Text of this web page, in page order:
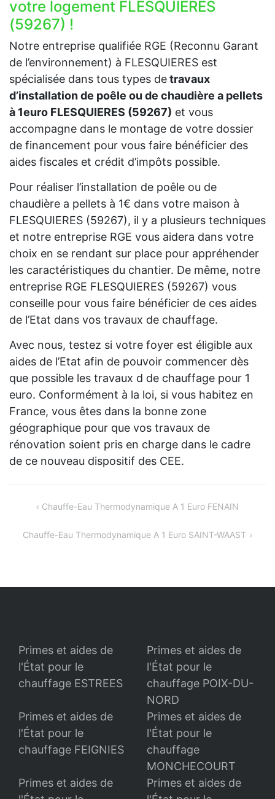
votre logement FLESQUIERES
(59267) !
Notre entreprise qualifiée RGE (Reconnu Garant
de l’environnement) à FLESQUIERES est
spécialisée dans tous types detravaux
d’installation de poêle ou de chaudière a pellets
à 1euro FLESQUIERES (59267) et vous
accompagne dans le montage de votre dossier
de financement pour vous faire bénéficier des
aides fiscales et crédit d’impôts possible.
Pour réaliser l’installation de poêle ou de
chaudière a pellets à 1€ dans votre maison à
FLESQUIERES (59267), il y a plusieurs techniques
et notre entreprise RGE vous aidera dans votre
choix en se rendant sur place pour appréhender
les caractéristiques du chantier. De même, notre
entreprise RGE FLESQUIERES (59267) vous
conseille pour vous faire bénéficier de ces aides
de l’Etat dans vos travaux de chauffage.
Avec nous, testez si votre foyer est éligible aux
aides de l’Etat afin de pouvoir commencer dès
que possible les travaux d de chauffage pour 1
euro. Conformément à la loi, si vous habitez en
France, vous êtes dans la bonne zone
géographique pour que vos travaux de
rénovation soient pris en charge dans le cadre
de ce nouveau dispositif des CEE.
Navigation
Chauffe-Eau Thermodynamique A 1 Euro FENAIN
Chauffe-Eau Thermodynamique A 1 Euro SAINT-WAAST
Primes et aides de
l'État pour le
chauffage ESTREES
Primes et aides de
l'État pour le
chauffage POIX-DU-
NORD
Primes et aides de
l'État pour le
chauffage FEIGNIES
Primes et aides de
l'État pour le
chauffage
MONCHECOURT
Primes et aides de
Primes et aides de